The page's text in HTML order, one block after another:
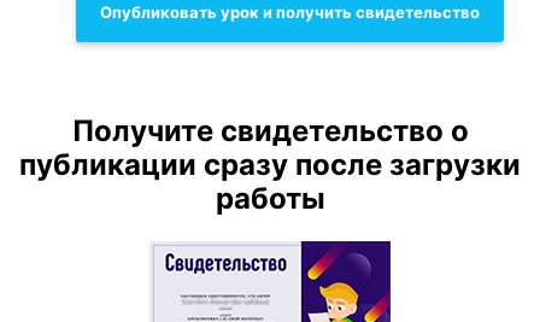
Опубликовать урок и получить свидетельство
Получите свидетельство о
публикации сразу после загрузки
работы